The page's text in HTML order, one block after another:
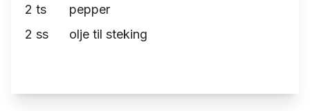
2 ts
pepper
2 ss olje til steking